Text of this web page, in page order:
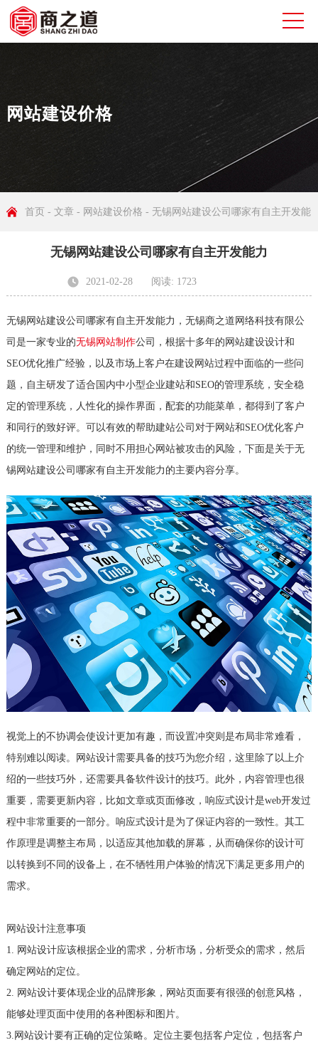
网站建设价格
首页 - 文章- 网站建设价格 - 无锡网站建设公司哪家有自主开发能
无锡网站建设公司哪家有自主开发能力
2021-02-28 阅读: 1723
无锡网站建设公司哪家有自主开发能力，无锡商之道网络科技有限公
司是一家专业的无锡网站制作公司，根据十多年的网站建设设计和
SEO优化推广经验，以及市场上客户在建设网站过程中面临的一些问
题，自主研发了适合国内中小型企业建站和SEO的管理系统，安全稳
定的管理系统，人性化的操作界面，配套的功能菜单，都得到了客户
和同行的致好评。可以有效的帮助建站公司对于网站和SEO优化客户
的统一管理和维护，同时不用担心网站被攻击的风险，下面是关于无
锡网站建设公司哪家有自主开发能力的主要内容分享。
视觉上的不协调会使设计更加有趣，而设置冲突则是布局非常难看，
特别难以阅读。网站设计需要具备的技巧为您介绍，这里除了以上介
绍的一些技巧外，还需要具备软件设计的技巧。此外，内容管理也很
重要，需要更新内容，比如文章或页面修改，响应式设计是web开发过
程中非常重要的一部分。响应式设计是为了保证内容的一致性。其工
作原理是调整主布局，以适应其他加载的屏幕，从而确保你的设计可
以转换到不同的设备上，在不牺牲用户体验的情况下满足更多用户的
需求。
网站设计注意事项
1. 网站设计应该根据企业的需求，分析市场，分析受众的需求，然后
确定网站的定位。
2. 网站设计要体现企业的品牌形象，网站页面要有很强的创意风格，
能够处理页面中使用的各种图标和图片。
3.网站设计要有正确的定位策略。定位主要包括客户定位，包括客户